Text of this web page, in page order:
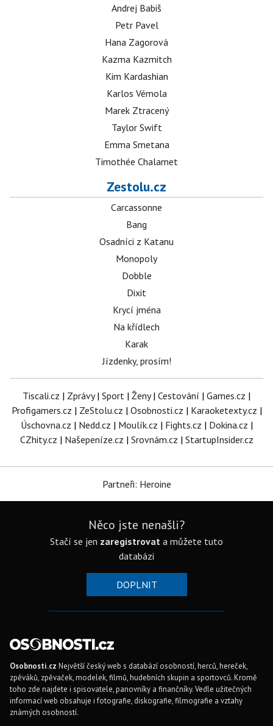
Andrej Babiš
Petr Pavel
Hana Zagorová
Kazma Kazmitch
Kim Kardashian
Karlos Vémola
Marek Ztracený
Taylor Swift
Emma Smetana
Timothée Chalamet
Zestolu.cz
Carcassonne
Bang
Osadníci z Katanu
Monopoly
Dobble
Dixit
Krycí jména
Na křídlech
Karak
Jízdenky, prosím!
Tiscali.cz | Zprávy| Sport | Ženy| Cestování | Games.cz |
Profigamers.cz | ZeStolu.cz | Osobnosti.cz | Karaoketexty.cz |
Úschovna.cz | Nedd.cz | Moulík.cz | Fights.cz | Dokina.cz |
CZhity.cz | Našepeníze.cz | Srovnám.cz | StartupInsider.cz
Partneři: Heroine
Něco jste nenašli?
Stačí se jen zaregistrovat a můžete tuto
databázi
DOPLNIT
Osobnosti.cz Největší český web s databází osobností, herců, hereček,
zpěváků, zpěvaček, modelek, filmů, hudebních skupin a sportovců. Kromě
toho zde najdete i spisovatele, panovníky a finančníky. Vedle užitečných
informací web obsahuje i fotografie, diskografie, filmografie a vztahy
známých osobností.